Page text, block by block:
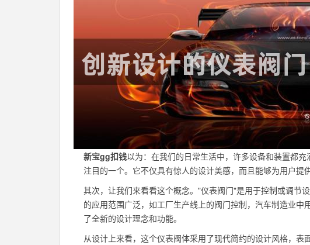
新宝gg扣钱以为：在我们的日常生活中，许多设备和装置都
注目的一个。它不仅具有惊人的设计美感，而且能够为用户提
其次，让我们来看看这个概念。"仪表阀门"是用于控制或调节
的应用范围广泛，如工厂生产线上的阀门控制，汽车制造业
了全新的设计理念和功能。
从设计上来看，这个仪表阀体采用了现代简约的设计风格，表